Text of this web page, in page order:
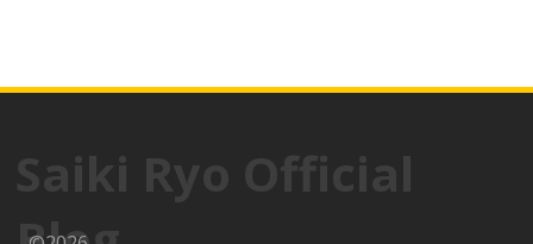
Saiki Ryo Official